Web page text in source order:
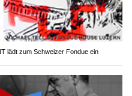
lädt zum Schweizer Fondue ein